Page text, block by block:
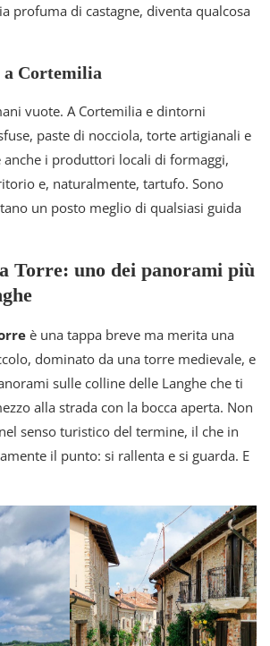
profuma di castagne, diventa qualcosa
a Cortemilia
vuote. A Cortemilia e dintorni
paste di nocciola, torte artigianali e
anche i produttori locali di formaggi,
e, naturalmente, tartufo. Sono
un posto meglio di qualsiasi guida
Torre: uno dei panorami più
è una tappa breve ma merita una
dominato da una torre medievale, e
sulle colline delle Langhe che ti
alla strada con la bocca aperta. Non
nel senso turistico del termine, il che in
il punto: si rallenta e si guarda. E